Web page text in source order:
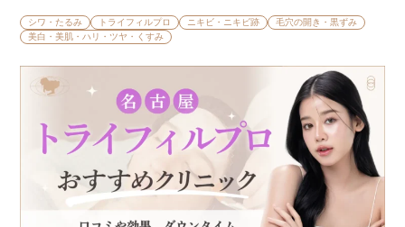
シワ・たるみ トライフィルプロ ニキビ・ニキビ跡
毛穴の開き・黒ずみ
美白・美肌・ハリ・ツヤ・くすみ